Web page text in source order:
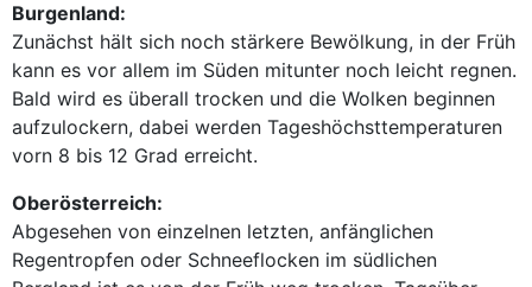
Burgenland:
Zunächst hält sich noch stärkere Bewölkung, in der Früh
kann es vor allem im Süden mitunter noch leicht regnen.
Bald wird es überall trocken und die Wolken beginnen
aufzulockern, dabei werden Tageshöchsttemperaturen
vorn 8 bis 12 Grad erreicht.
Oberösterreich:
Abgesehen von einzelnen letzten, anfänglichen
Regentropfen oder Schneeflocken im südlichen